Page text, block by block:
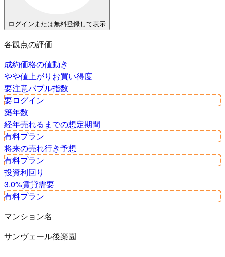
ログインまたは無料登録して表示
各観点の評価
成約価格の値動き
やや値上がり お買い得度
要注意バブル指数
要ログイン
築年数
経年売れるまでの想定期間
有料プラン
将来の売れ行き予想
有料プラン
投資利回り
3.0%賃貸需要
有料プラン
マンション名
サンヴェール後楽園